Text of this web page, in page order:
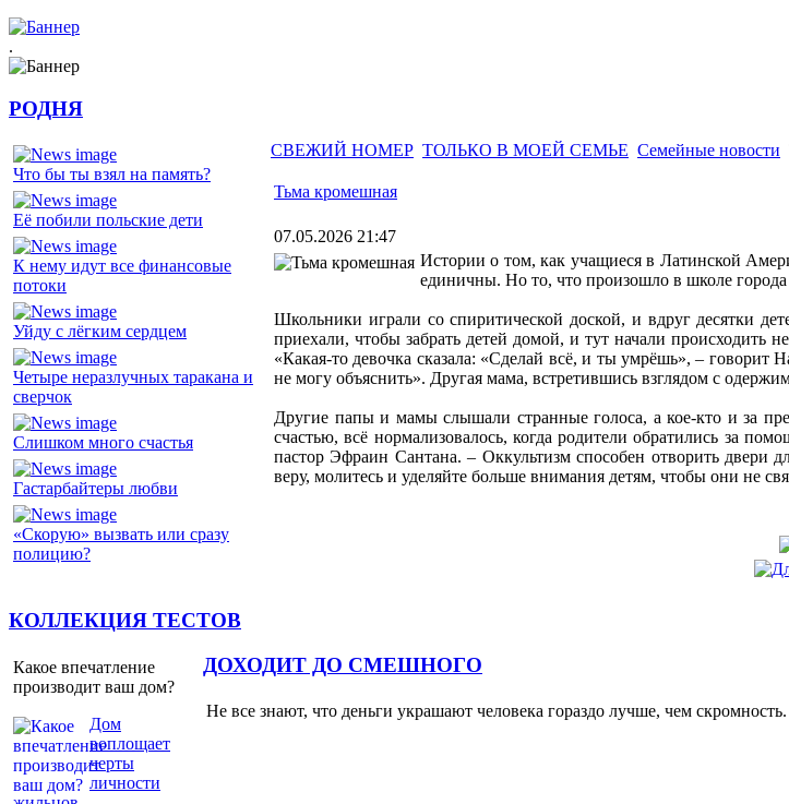
.
РОДНЯ
Что бы ты взял на память?
Её побили польские дети
К нему идут все финансовые
потоки
Уйду с лёгким сердцем
Четыре неразлучных таракана и
сверчок
Слишком много счастья
Гастарбайтеры любви
«Скорую» вызвать или сразу
полицию?
СВЕЖИЙ НОМЕР ТОЛЬКО В МОЕЙ СЕМЬЕ Семейные новости
Тьма кромешная
07.05.2026 21:47
Истории о том, как учащиеся в Латинской
единичны. Но то, что произошло в школе
Школьники играли со спиритической доской, и вдруг десятки
приехали, чтобы забрать детей домой, и тут начали происходить
«Какая-то девочка сказала: «Сделай всё, и ты умрёшь», –
не могу объяснить». Другая мама, встретившись взглядом с
Другие папы и мамы слышали странные голоса, а кое-кто и за
счастью, всё нормализовалось, когда родители обратились за
пастор Эфраин Сантана. – Оккультизм способен отворить двери
веру, молитесь и уделяйте больше внимания детям, чтобы они не
КОЛЛЕКЦИЯ ТЕСТОВ
Какое впечатление
производит ваш дом?
Дом
воплощает
черты
личности
ДОХОДИТ ДО СМЕШНОГО
Не все знают, что деньги украшают человека гораздо лучше, чем скромность.